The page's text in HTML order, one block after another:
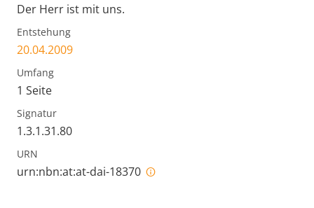
Der Herr ist mit uns.
Entstehung
20.04.2009
Umfang
1 Seite
Signatur
1.3.1.31.80
URN
urn:nbn:at:at-dai-18370